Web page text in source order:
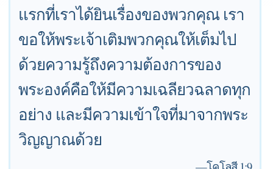
แรกที่เราได้ยินเรื่องของพวกคุณ เรา
ขอให้พระเจ้าเติมพวกคุณให้เต็มไป
ด้วยความรู้ถึงความต้องการของ
พระองค์คือให้มีความเฉลียวฉลาดทุก
อย่าง และมีความเข้าใจที่มาจากพระ
วิญญาณด้วย